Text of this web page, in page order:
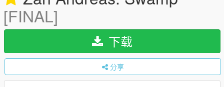
[FINAL]
下载
分享